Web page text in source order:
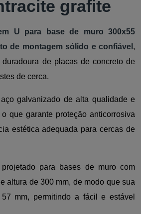
grafite
U para base de muro 300x55
de montagem sólido e confiável ,
de placas de concreto de
de cerca.
galvanizado de alta qualidade e
que garante proteção anticorrosiva
estética adequada para cercas de
para bases de muro com
altura de 300 mm, de modo que sua
mm, permitindo a fácil e estável